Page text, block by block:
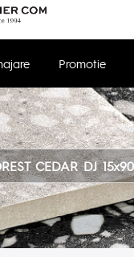
Promotie
CEDAR DJ 15x90